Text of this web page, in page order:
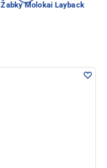
Žabky Molokai Layback